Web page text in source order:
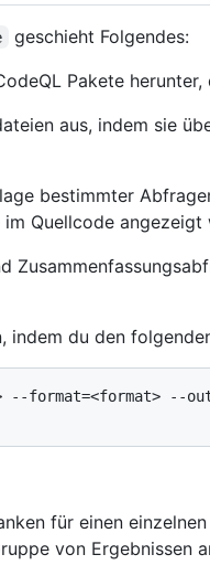
geschieht Folgendes:
Pakete
aus, indem sie
bestimmter
Quellcode angezeigt
indem du den
--format=<format> --
für einen
von Ergebnissen